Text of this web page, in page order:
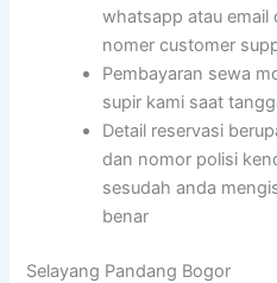
whatsapp atau email
nomer customer
Pembayaran sewa
supir kami saat
Detail reservasi
dan nomor polisi
sesudah anda
benar
Selayang Pandang Bogor